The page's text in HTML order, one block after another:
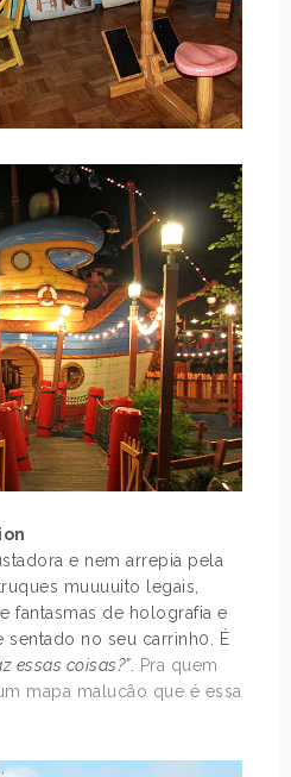
e nem arrepia pela
muuuuito legais,
fantasmas de holografia e
sentado no seu carrinh0. É
essas coisas?”.
Pra quem
mapa malucão que é essa